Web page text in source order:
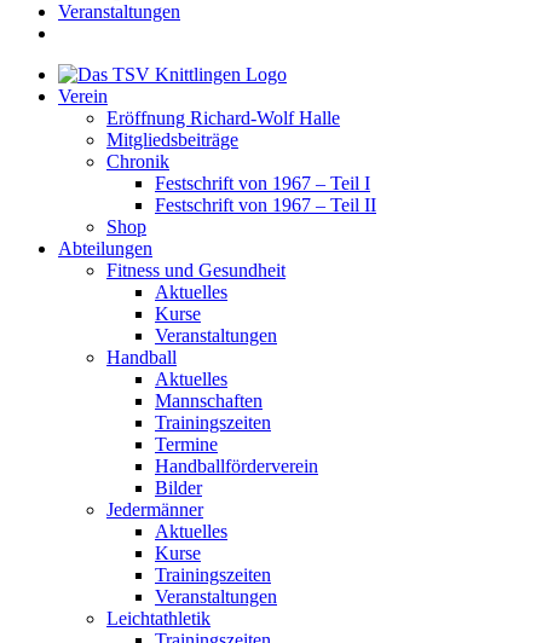
Veranstaltungen
Verein
Eröffnung Richard-Wolf Halle
Mitgliedsbeiträge
Chronik
Festschrift von 1967 – Teil I
Festschrift von 1967 – Teil II
Shop
Abteilungen
Fitness und Gesundheit
Aktuelles
Kurse
Veranstaltungen
Handball
Aktuelles
Mannschaften
Trainingszeiten
Termine
Handballförderverein
Bilder
Jedermänner
Aktuelles
Kurse
Trainingszeiten
Veranstaltungen
Leichtathletik